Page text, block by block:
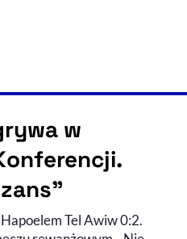
w
Tel Awiw 0:2.